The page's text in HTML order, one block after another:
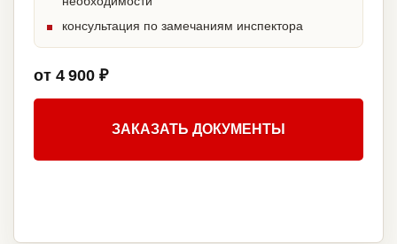
консультация по замечаниям инспектора
от 4 900 ₽
ЗАКАЗАТЬ ДОКУМЕНТЫ